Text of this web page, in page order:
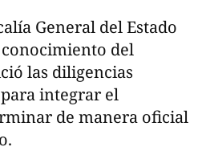
General del Estado
del
las diligencias
integrar el
de manera oficial